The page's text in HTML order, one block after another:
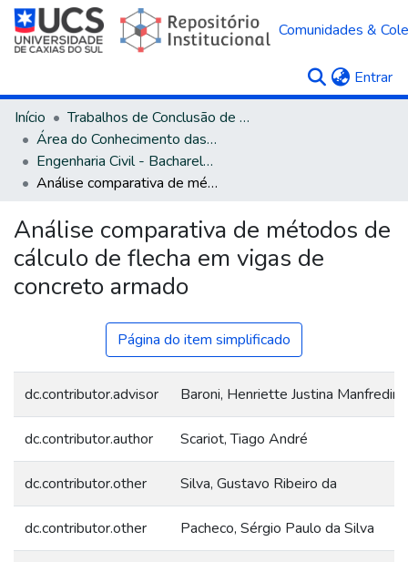
Comunidades &
Entrar
Início
Trabalhos de Conclusão de Curso
Área do Conhecimento das Engenharias
Engenharia Civil - Bacharelado
Análise comparativa de métodos de cálculo de flecha em vigas de concreto armado
Análise comparativa de métodos de
cálculo de flecha em vigas de
concreto armado
Página do item simplificado
dc.contributor.advisor Baroni, Henriette Justina Manfredini
dc.contributor.author Scariot, Tiago André
dc.contributor.other Silva, Gustavo Ribeiro da
dc.contributor.other Pacheco, Sérgio Paulo da Silva